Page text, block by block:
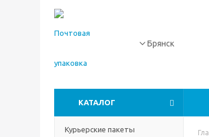
Брянск
КАТАЛОГ
Курьерские пакеты